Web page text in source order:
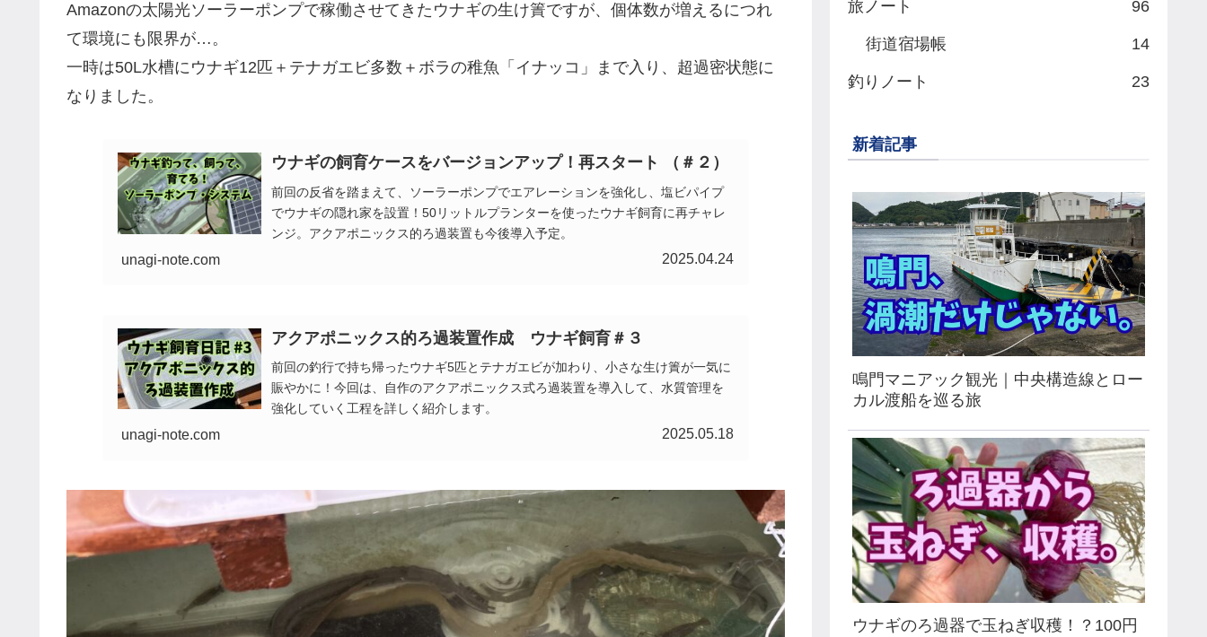
Amazonの太陽光ソーラーポンプで稼働させてきたウナギの生け簀ですが、個体数が増えるにつれ
て環境にも限界が…。
一時は50L水槽にウナギ12匹＋テナガエビ多数＋ボラの稚魚「イナッコ」まで入り、超過密状態に
なりました。
ウナギの飼育ケースをバージョンアップ！再スタート （＃２）
前回の反省を踏まえて、ソーラーポンプでエアレーションを強化し、塩ビパイプ
でウナギの隠れ家を設置！50リットルプランターを使ったウナギ飼育に再チャレ
ンジ。アクアポニックス的ろ過装置も今後導入予定。
unagi-note.com 2025.04.24
アクアポニックス的ろ過装置作成 ウナギ飼育＃３
前回の釣行で持ち帰ったウナギ5匹とテナガエビが加わり、小さな生け簀が一気に
賑やかに！今回は、自作のアクアポニックス式ろ過装置を導入して、水質管理を
強化していく工程を詳しく紹介します。
unagi-note.com 2025.05.18
旅ノート 96
街道宿場帳 14
釣りノート 23
新着記事
鳴門マニアック観光｜中央構造線とロー
カル渡船を巡る旅
ウナギのろ過器で玉ねぎ収穫！？100円